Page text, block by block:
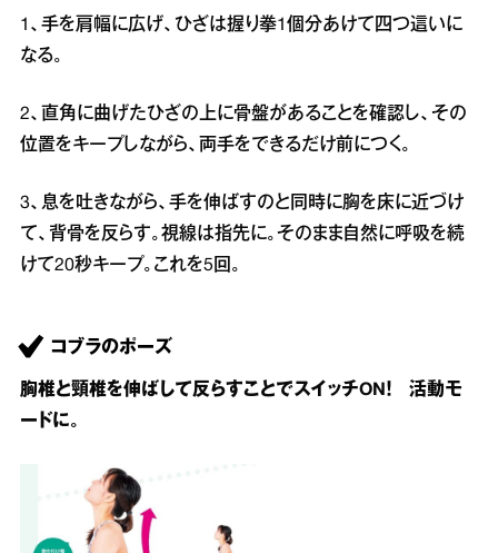
1、手を肩幅に広げ、ひざは握り拳1個分あけて四つ這いに
なる。
2、直角に曲げたひざの上に骨盤があることを確認し、その
位置をキープしながら、両手をできるだけ前につく。
3、息を吐きながら、手を伸ばすのと同時に胸を床に近づけ
て、背骨を反らす。視線は指先に。そのまま自然に呼吸を続
けて20秒キープ。これを5回。
コブラのポーズ
胸椎と頸椎を伸ばして反らすことでスイッチON！ 活動モ
ードに。